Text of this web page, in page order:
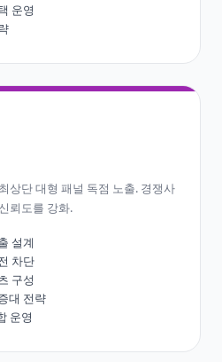
운영
상단 대형 패널 독점 노출. 경쟁사
뢰도를 강화.
설계
차단
구성
대 전략
운영